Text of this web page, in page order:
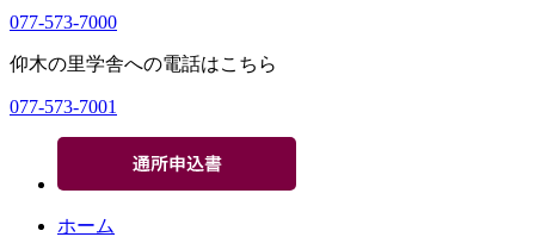
077-573-7000
仰木の里学舎への電話はこちら
077-573-7001
ホーム